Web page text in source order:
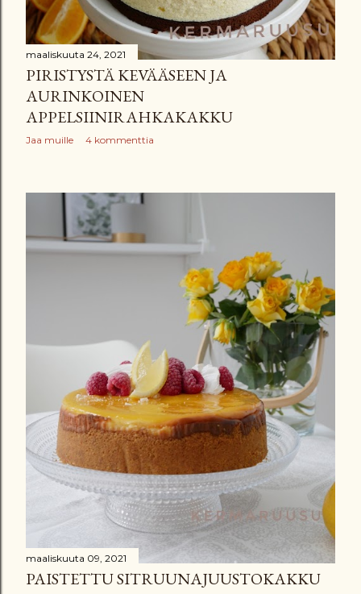
maaliskuuta 24, 2021
PIRISTYSTÄ KEVÄÄSEEN JA
AURINKOINEN
APPELSIINIRAHKAKAKKU
Jaa muille 4 kommenttia
maaliskuuta 09, 2021
PAISTETTU SITRUUNAJUUSTOKAKKU